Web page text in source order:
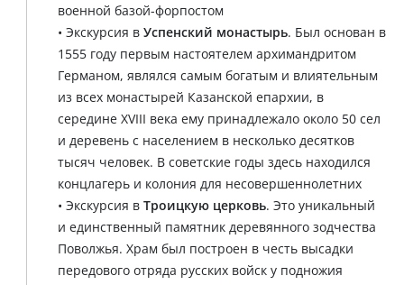
военной базой-форпостом
• Экскурсия в Успенский монастырь. Был основан в
1555 году первым настоятелем архимандритом
Германом, являлся самым богатым и влиятельным
из всех монастырей Казанской епархии, в
середине XVIII века ему принадлежало около 50 сел
и деревень с населением в несколько десятков
тысяч человек. В советские годы здесь находился
концлагерь и колония для несовершеннолетних
• Экскурсия в Троицкую церковь. Это уникальный
и единственный памятник деревянного зодчества
Поволжья. Храм был построен в честь высадки
передового отряда русских войск у подножия